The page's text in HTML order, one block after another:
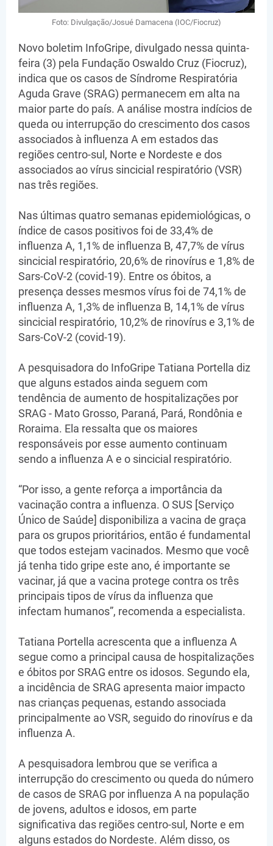
Foto: Divulgação/Josué Damacena (IOC/Fiocruz)
Novo boletim InfoGripe, divulgado nessa quinta-
feira (3) pela Fundação Oswaldo Cruz (Fiocruz),
indica que os casos de Síndrome Respiratória
Aguda Grave (SRAG) permanecem em alta na
maior parte do país. A análise mostra indícios de
queda ou interrupção do crescimento dos casos
associados à influenza A em estados das
regiões centro-sul, Norte e Nordeste e dos
associados ao vírus sincicial respiratório (VSR)
nas três regiões.
Nas últimas quatro semanas epidemiológicas, o
índice de casos positivos foi de 33,4% de
influenza A, 1,1% de influenza B, 47,7% de vírus
sincicial respiratório, 20,6% de rinovírus e 1,8% de
Sars-CoV-2 (covid-19). Entre os óbitos, a
presença desses mesmos vírus foi de 74,1% de
influenza A, 1,3% de influenza B, 14,1% de vírus
sincicial respiratório, 10,2% de rinovírus e 3,1% de
Sars-CoV-2 (covid-19).
A pesquisadora do InfoGripe Tatiana Portella diz
que alguns estados ainda seguem com
tendência de aumento de hospitalizações por
SRAG - Mato Grosso, Paraná, Pará, Rondônia e
Roraima. Ela ressalta que os maiores
responsáveis por esse aumento continuam
sendo a influenza A e o sincicial respiratório.
“Por isso, a gente reforça a importância da
vacinação contra a influenza. O SUS [Serviço
Único de Saúde] disponibiliza a vacina de graça
para os grupos prioritários, então é fundamental
que todos estejam vacinados. Mesmo que você
já tenha tido gripe este ano, é importante se
vacinar, já que a vacina protege contra os três
principais tipos de vírus da influenza que
infectam humanos”, recomenda a especialista.
Tatiana Portella acrescenta que a influenza A
segue como a principal causa de hospitalizações
e óbitos por SRAG entre os idosos. Segundo ela,
a incidência de SRAG apresenta maior impacto
nas crianças pequenas, estando associada
principalmente ao VSR, seguido do rinovírus e da
influenza A.
A pesquisadora lembrou que se verifica a
interrupção do crescimento ou queda do número
de casos de SRAG por influenza A na população
de jovens, adultos e idosos, em parte
significativa das regiões centro-sul, Norte e em
alguns estados do Nordeste. Além disso, os